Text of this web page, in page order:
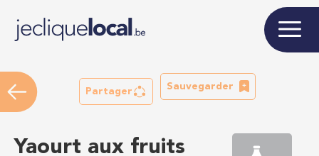
Partager
Sauvegarder
Yaourt aux fruits